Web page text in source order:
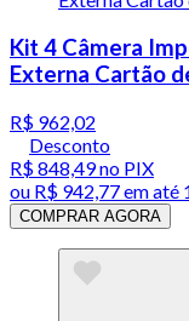
Kit 4 Câmera
Externa Cartão
R$ 962,02
Desconto
R$ 848,49no PIX
ou R$ 942,77em até
COMPRAR AGORA